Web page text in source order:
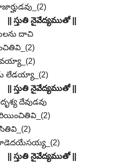
||
దాచి
లేడయ్యా_(2)
||
దేవుడవు
||